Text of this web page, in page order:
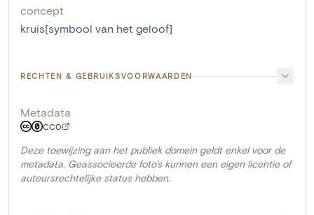
concept
kruis[symbool van het geloof]
RECHTEN & GEBRUIKSVOORWAARDEN
Metadata
CC0
Deze toewijzing aan het publiek domein geldt enkel voor de
metadata. Geassocieerde foto's kunnen een eigen licentie of
auteursrechtelijke status hebben.